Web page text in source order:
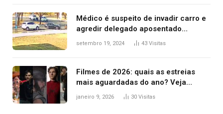
Médico é suspeito de invadir carro e
agredir delegado aposentado
durante confusão no trânsito
setembro 19, 2024 43 Visitas
Filmes de 2026: quais as estreias
mais aguardadas do ano? Veja
principais lançamentos do cinema
janeiro 9, 2026 30 Visitas